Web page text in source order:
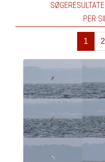
PER
1 2